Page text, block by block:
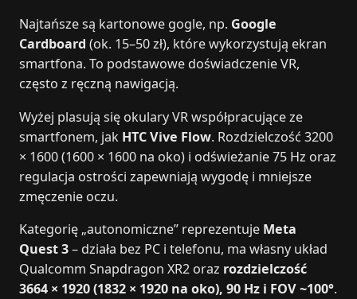
Najtańsze są kartonowe gogle, np. Google
Cardboard (ok. 15–50 zł), które wykorzystują ekran
smartfona. To podstawowe doświadczenie VR,
często z ręczną nawigacją.
Wyżej plasują się okulary VR współpracujące ze
smartfonem, jak HTC Vive Flow. Rozdzielczość 3200
× 1600 (1600 × 1600 na oko) i odświeżanie 75 Hz oraz
regulacja ostrości zapewniają wygodę i mniejsze
zmęczenie oczu.
Kategorię „autonomiczne” reprezentuje Meta
Quest 3– działa bez PC i telefonu, ma własny układ
Qualcomm Snapdragon XR2 oraz rozdzielczość
3664 × 1920 (1832 × 1920 na oko), 90 Hz i FOV ~100°.